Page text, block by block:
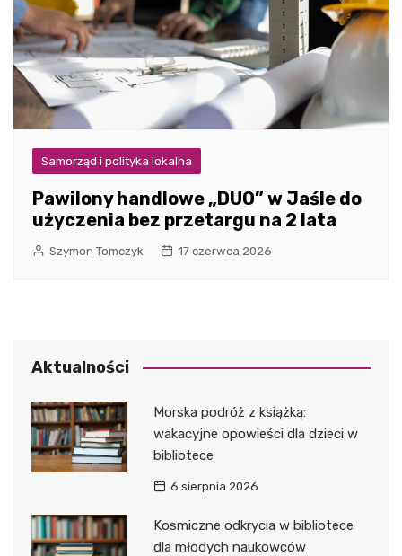
Samorząd i polityka lokalna
Pawilony handlowe „DUO” w Jaśle do
użyczenia bez przetargu na 2 lata
Szymon Tomczyk 17 czerwca 2026
Aktualności
Morska podróż z książką:
wakacyjne opowieści dla dzieci w
bibliotece
6 sierpnia 2026
Kosmiczne odkrycia w bibliotece
dla młodych naukowców